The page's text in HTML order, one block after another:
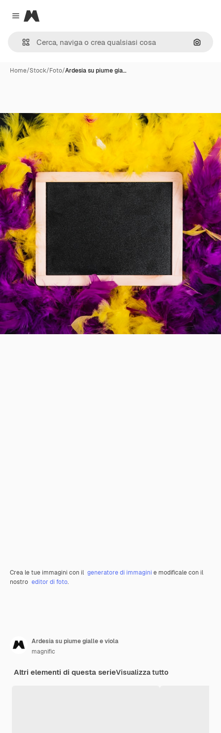
Close menu
Magnific
Cerca
Home/Stock/Foto/Ardesia su piume gia…
Crea le tue immagini con il generatore di immagini e modificale con il
nostro editor di foto.
Ardesia su piume gialle e viola
magnific
Altri elementi di questa serieVisualizza tutto